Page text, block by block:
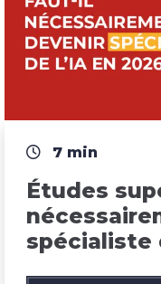
7 min
Études
spécialiste